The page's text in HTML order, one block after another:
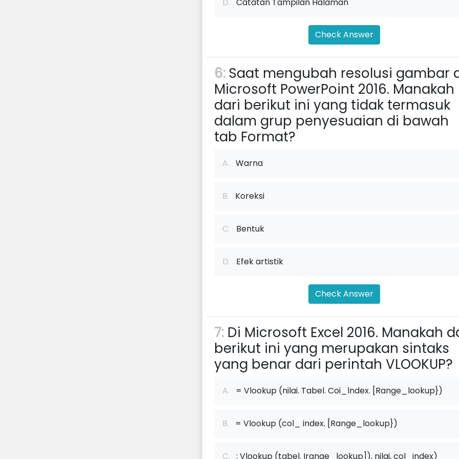
Check Answer
6: Saat mengubah resolusi gambar
Microsoft PowerPoint 2016. Manakah
dari berikut ini yang tidak termasuk
dalam grup penyesuaian di bawah
tab Format?
A. Warna
B. Koreksi
C. Bentuk
D. Efek artistik
Check Answer
7: Di Microsoft Excel 2016. Manakah
berikut ini yang merupakan sintaks
yang benar dari perintah VLOOKUP?
A. = Vlookup (nilai. Tabel. Coi_lndex. [Range_lookup})
B. = Vlookup (col_ index. [Range_lookup})
C. : Vlookup (tabel. Irange_lookup]), nilai, col_index)